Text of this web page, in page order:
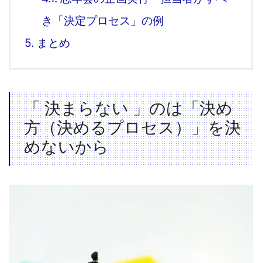
き「決定プロセス」の例
5. まとめ
「 決まらない 」のは「決め
方（決めるプロセス）」を決
めないから